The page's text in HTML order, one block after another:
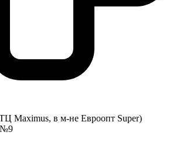
Maximus, в м-не Евроопт Super)
№9